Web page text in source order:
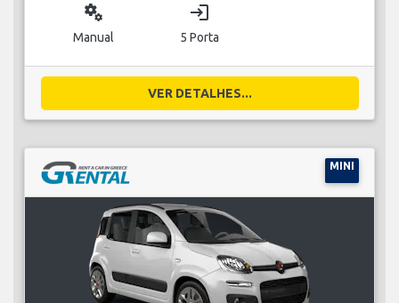
miscellaneous_services
Manual
login
5 Porta
VER DETALHES...
MINI